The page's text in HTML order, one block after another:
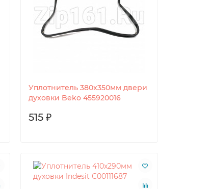
Уплотнитель 380x350мм двери
духовки Beko 455920016
515 ₽